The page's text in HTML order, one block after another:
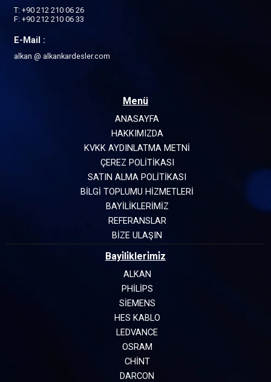
T: +90 212 210 06 26
F: +90 212 210 06 33
E-Mail :
alkan @ alkankardesler.com
Menü
ANASAYFA
HAKKIMIZDA
KVKK AYDINLATMA METNİ
ÇEREZ POLİTİKASI
SATIN ALMA POLİTİKASI
BİLGİ TOPLUMU HİZMETLERİ
BAYİLİKLERİMİZ
REFERANSLAR
BİZE ULAŞIN
Bayi̇li̇kleri̇mi̇z
ALKAN
PHILIPS
SIEMENS
HES KABLO
LEDVANCE
OSRAM
CHINT
DARCON